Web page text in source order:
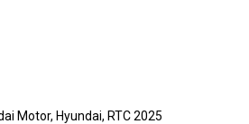
Motor, Hyundai, RTC 2025